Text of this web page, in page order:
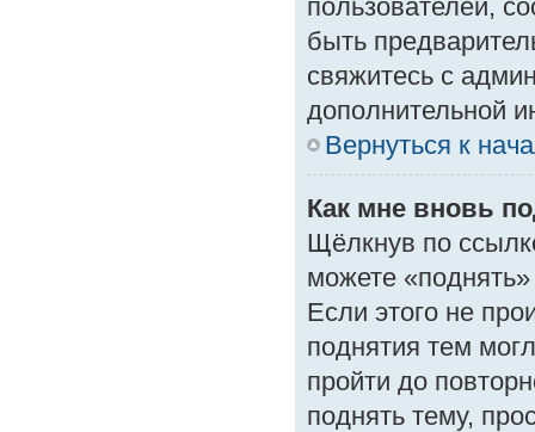
пользователей,
быть
свяжитесь с
дополнительной
Вернуться к
Как мне вновь
Щёлкнув по
можете
Если этого не
поднятия тем
пройти до
поднять тему,